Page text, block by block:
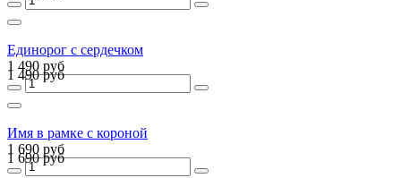
Единорог с сердечком
1 490 руб
1 490 руб
Имя в рамке с короной
1 690 руб
1 690 руб